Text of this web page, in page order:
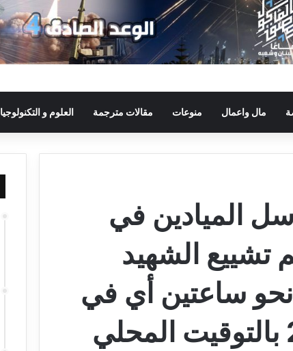
مال واعمال منوعات مقالات مترجمة العلوم و التكنولوجيا
الميادين في
الشهيد
نحو ساعتين أي في
تمام الساعة 2.00 بالتوقيت المحلي